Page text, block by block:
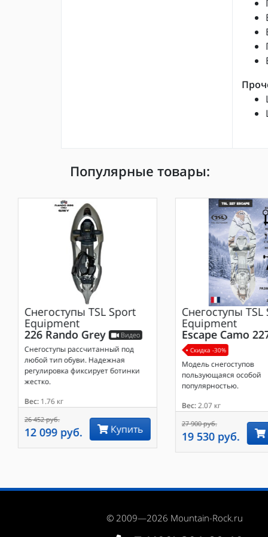
Популярные товары:
Снегоступы TSL Sport
Equipment
226 Rando Grey Видео
Снегоступы рассчитанный под
любой тип обуви. Надежная
регулировка фиксирует ботинки
жестко.
Вес:1.76 кг
26 452 руб.
12 099 руб. Купить
Снегоступы TSL
Equipment
Escape Camo
Скидка -30%
Модель снегоступов
пользующаяся особой
популярностью.
Вес:2.07 кг
27 900 руб.
19 530 руб.
© 2009—2026 Mountain-Rock.ru